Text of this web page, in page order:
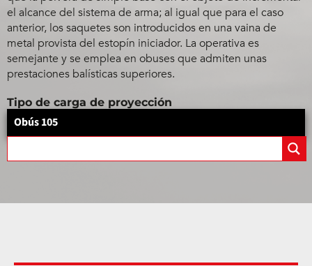
el alcance del sistema de arma; al igual que para el caso
anterior, los saquetes son introducidos en una vaina de
metal provista del estopín iniciador. La operativa es
semejante y se emplea en obuses que admiten unas
prestaciones balísticas superiores.
Tipo de carga de proyección
Obús 105